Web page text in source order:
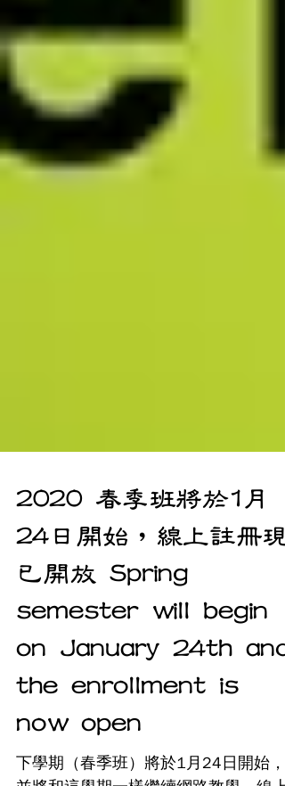
2020 春季班將於1月
24日開始，線上註冊現
已開放 Spring
semester will begin
on January 24th and
the enrollment is
now open